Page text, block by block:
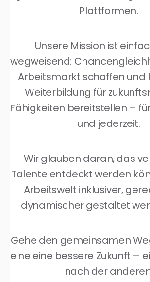
Plattformen.
Unsere Mission ist
wegweisend:
Arbeitsmarkt schaffen und
Weiterbildung für
Fähigkeiten bereitstellen –
und jederzeit.
Wir glauben daran, das
Talente entdeckt werden
Arbeitswelt inklusiver,
dynamischer gestaltet
Gehe den gemeinsamen
eine eine bessere Zukunft –
nach der